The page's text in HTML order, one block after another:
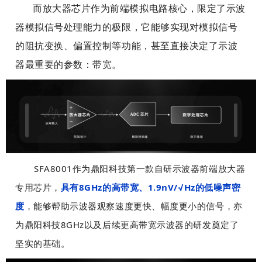
于
板
制
作
于
模
板
制
而放大器芯片作为前端模拟电路核心，限定了示波
器模拟信号处理能力的极限，它能够实现对模拟信号
的阻抗变换、偏置控制等功能，甚至直接决定了示波
器最重要的参数：带宽。
SFA8001作为鼎阳科技第一款自研示波器前端放大器
专用芯片， 具有8GHz的高带宽、1.9nV/√Hz的低噪声密
度 ，能够帮助示波器观察速度更快、幅度更小的信号，亦
为鼎阳科技8GHz以及后续更高带宽示波器的研发奠定了
坚实的基础。